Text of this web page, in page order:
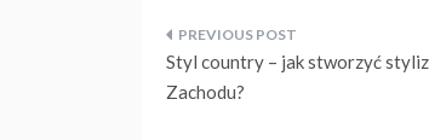
Nawigacja
wpisu
Styl country – jak stworzyć
Zachodu?